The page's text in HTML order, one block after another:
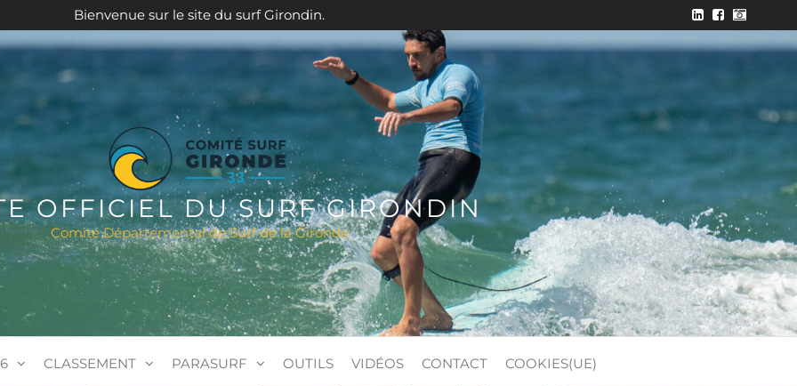
Bienvenue sur le site du surf Girondin.
OFFICIEL DU SURF GIRONDIN
Comité Départemental de Surf de la Gironde
CLASSEMENT PARASURF OUTILS VIDÉOS CONTACT COOKIES(UE)